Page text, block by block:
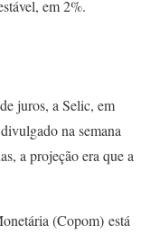
em 2%.
juros, a Selic, em
na semana
a projeção era que a
(Copom) está